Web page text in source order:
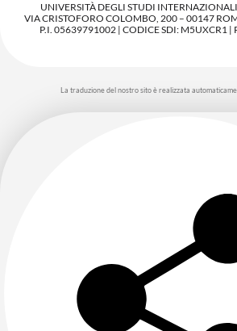
UNIVERSITÀ DEGLI STUDI
VIA CRISTOFORO COLOMBO, 200 – 00147
P.I. 05639791002 | CODICE SDI: M5UXCR1 |
La traduzione del nostro sito è realizzata